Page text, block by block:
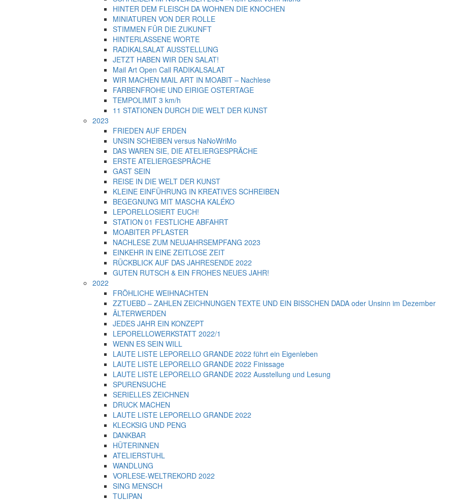
HINTER DEM FLEISCH DA WOHNEN DIE KNOCHEN
MINIATUREN VON DER ROLLE
STIMMEN FÜR DIE ZUKUNFT
HINTERLASSENE WORTE
RADIKALSALAT AUSSTELLUNG
JETZT HABEN WIR DEN SALAT!
Mail Art Open Call RADIKALSALAT
WIR MACHEN MAIL ART IN MOABIT – Nachlese
FARBENFROHE UND EIRIGE OSTERTAGE
TEMPOLIMIT 3 km/h
11 STATIONEN DURCH DIE WELT DER KUNST
2023
FRIEDEN AUF ERDEN
UNSIN SCHEIBEN versus NaNoWriMo
DAS WAREN SIE, DIE ATELIERGESPRÄCHE
ERSTE ATELIERGESPRÄCHE
GAST SEIN
REISE IN DIE WELT DER KUNST
KLEINE EINFÜHRUNG IN KREATIVES SCHREIBEN
BEGEGNUNG MIT MASCHA KALÉKO
LEPORELLOSIERT EUCH!
STATION 01 FESTLICHE ABFAHRT
MOABITER PFLASTER
NACHLESE ZUM NEUJAHRSEMPFANG 2023
EINKEHR IN EINE ZEITLOSE ZEIT
RÜCKBLICK AUF DAS JAHRESENDE 2022
GUTEN RUTSCH & EIN FROHES NEUES JAHR!
2022
FRÖHLICHE WEIHNACHTEN
ZZTUEBD – ZAHLEN ZEICHNUNGEN TEXTE UND EIN BISSCHEN DADA oder Unsinn im Dezember
ÄLTERWERDEN
JEDES JAHR EIN KONZEPT
LEPORELLOWERKSTATT 2022/1
WENN ES SEIN WILL
LAUTE LISTE LEPORELLO GRANDE 2022 führt ein Eigenleben
LAUTE LISTE LEPORELLO GRANDE 2022 Finissage
LAUTE LISTE LEPORELLO GRANDE 2022 Ausstellung und Lesung
SPURENSUCHE
SERIELLES ZEICHNEN
DRUCK MACHEN
LAUTE LISTE LEPORELLO GRANDE 2022
KLECKSIG UND PENG
DANKBAR
HÜTERINNEN
ATELIERSTUHL
WANDLUNG
VORLESE-WELTREKORD 2022
SING MENSCH
TULIPAN